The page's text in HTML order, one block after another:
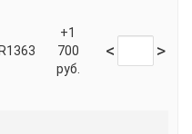
+1
700
руб.
< >